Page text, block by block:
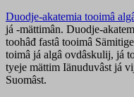
Duodje-akatemia tooimâ
já -mättimân. Duodje-
toohâđ fastâ tooimâ
toimâ já algâ ovdâskulij, já
tyeje mättim Iänuduvâst já
Suomâst.